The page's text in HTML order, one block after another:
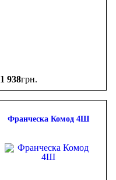
1 938грн.
Франческа Комод 4Ш